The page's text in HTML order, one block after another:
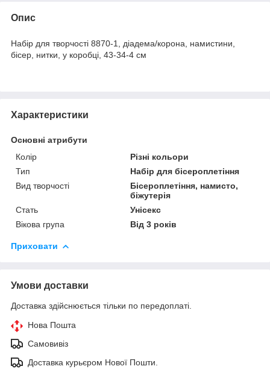
Опис
Набір для творчості 8870-1, діадема/корона, намистини,
бісер, нитки, у коробці, 43-34-4 см
Характеристики
Основні атрибути
Колір
Різні кольори
Тип
Набір для бісероплетіння
Вид творчості
Бісероплетіння, намисто,
біжутерія
Стать
Унісекс
Вікова група
Від 3 років
Приховати
Умови доставки
Доставка здійснюється тільки по передоплаті.
Нова Пошта
Самовивіз
Доставка курьєром Нової Пошти.